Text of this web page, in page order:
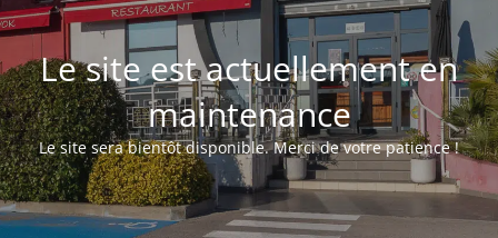
Le site est actuellement en
maintenance
Le site sera bientôt disponible. Merci de votre patience !